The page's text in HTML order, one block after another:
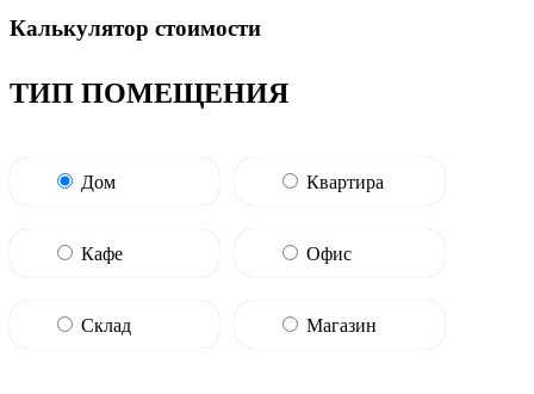
Калькулятор стоимости
ТИП ПОМЕЩЕНИЯ
Дом Квартира
Кафе Офис
Склад Магазин